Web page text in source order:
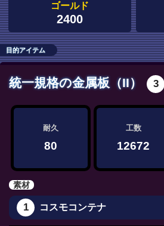
ゴールド
2400
目的アイテム
統一規格の金属板（II） 3
耐久
80
工数
12672
素材
1 コスモコンテナ